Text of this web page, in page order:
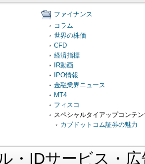
ファイナンス
コラム
世界の株価
CFD
経済指標
IR動画
IPO情報
金融業界ニュース
MT4
フィスコ
スペシャルタイアップコンテ
カブドットコム証券の魅力
・IDサービス・